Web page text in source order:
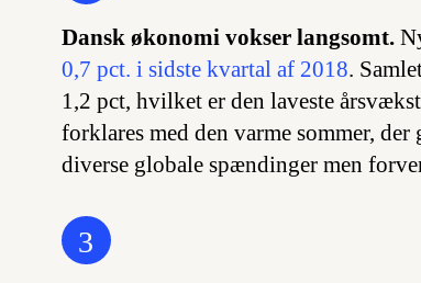
Dansk økonomi vokser langsomt.
0,7 pct. i sidste kvartal af 2018.
1,2 pct, hvilket er den laveste
forklares med den varme sommer,
diverse globale spændinger men
3